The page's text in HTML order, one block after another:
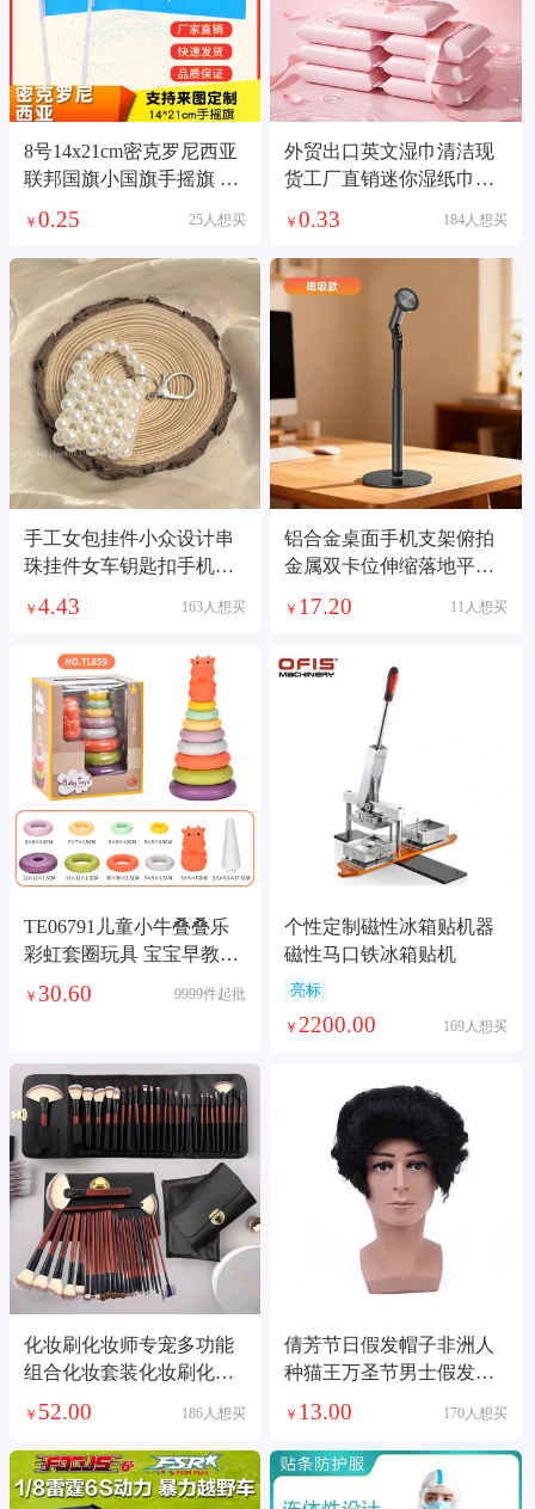
8号14x21cm密克罗尼西亚
联邦国旗小国旗手摇旗 国
￥ 0.25 25人想买
外贸出口英文湿巾清洁现
货工厂直销迷你湿纸巾婴
供货湿巾护理湿巾
￥0.33 184人想买
手工女包挂件小众设计串
珠挂件女车钥匙扣手机挂
￥ 4.43 163人想买
铝合金桌面手机支架俯拍
金属双卡位伸缩落地平板
￥ 17.20 11人想买
TE06791儿童小牛叠叠乐
彩虹套圈玩具 宝宝早教认
知颜色堆叠圈婴幼儿益智
￥ 30.60 9999件起批
个性定制磁性冰箱贴机器
磁性马口铁冰箱贴机
亮标
￥2200.00 169人想买
化妆刷化妆师专宠多功能
组合化妆套装化妆刷化妆
品套装
￥ 52.00 186人想买
倩芳节日假发帽子非洲人
种猫王万圣节男士假发说
唱首歌表演头套elvis
￥ 13.00 170人想买